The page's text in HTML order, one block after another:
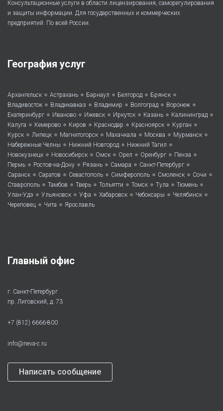
Консультационные услуги в области лицензирования, саморегулирования
и защиты информации. Для государственных и коммерческих
предприятий. По всей России.
География услуг
Архангельск • Астрахань • Барнаул • Белгород • Брянск •
Владивосток • Владикавказ • Владимир • Волгоград • Воронеж •
Екатеринбург • Иваново • Ижевск • Иркутск • Казань • Калининград •
Калуга • Кемерово • Киров • Краснодар • Красноярск • Курган •
Курск • Липецк • Магнитогорск • Махачкала • Москва • Мурманск •
Набережные Челны • Нижний Новгород • Нижний Тагил •
Новокузнецк • Новосибирск • Омск • Орел • Оренбург • Пенза •
Пермь • Ростов-на-Дону • Рязань • Самара • Санкт-Петербург •
Саранск • Саратов • Севастополь • Симферополь • Смоленск • Сочи •
Ставрополь • Тамбов • Тверь • Тольятти • Томск • Тула • Тюмень •
Улан-Удэ • Ульяновск • Уфа • Хабаровск • Чебоксары • Челябинск •
Череповец • Чита • Ярославль
Главный офис
г. Санкт-Петербург
пр. Лиговский, д. 73
+7 (812) 6666-800
info@neva-c.ru
Написать сообщение